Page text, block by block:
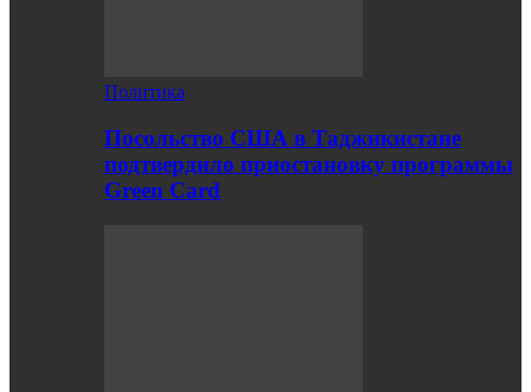
Политика
Посольство США в Таджикистане
подтвердило приостановку программы
Green Card